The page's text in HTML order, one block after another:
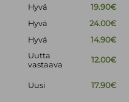
Hyvä
19.90€
Hyvä
24.00€
Hyvä 14.90€
Uutta
vastaava
12.00€
Uusi 17.90€